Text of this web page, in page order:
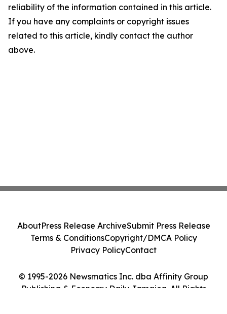
reliability of the information contained in this article.
If you have any complaints or copyright issues
related to this article, kindly contact the author
above.
© 1995-2026 Newsmatics Inc. dba Affinity Group
Publishing & Economy Daily Jamaica. All Rights
AboutPress Release ArchiveSubmit Press Release
Terms & ConditionsCopyright/DMCA Policy
Privacy PolicyContact